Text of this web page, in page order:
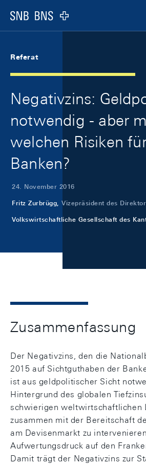
Logo
Referat
Negativzins:
notwendig - aber
welchen Risiken
Banken?
24. November 2016
Fritz Zurbrügg, Vizepräsident des
Volkswirtschaftliche Gesellschaft des
Zusammenfassung
Der Negativzins, den die
2015 auf Sichtguthaben der
ist aus geldpolitischer Sicht
Hintergrund des globalen
schwierigen weltwirtschaftlichen
zusammen mit der Bereitschaft
am Devisenmarkt zu
Aufwertungsdruck auf den
Damit trägt der Negativzins zur